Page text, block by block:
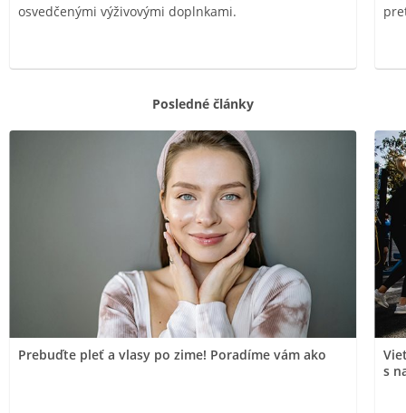
osvedčenými výživovými doplnkami.
Posledné články
Prebuďte pleť a vlasy po zime! Poradíme vám ako
s